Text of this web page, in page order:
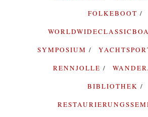
FOLKEBOOT
SYMPOSIUM
RENNJOLLE
BIBLIOTHEK